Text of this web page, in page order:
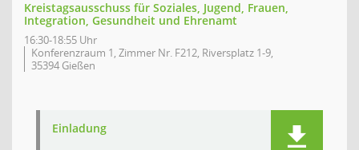
Kreistagsausschuss für Soziales, Jugend, Frauen,
Integration, Gesundheit und Ehrenamt
16:30-18:55 Uhr
Konferenzraum 1, Zimmer Nr. F212, Riversplatz 1-9,
35394 Gießen
Einladung